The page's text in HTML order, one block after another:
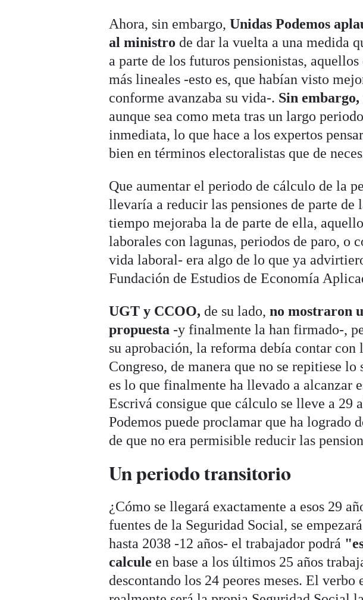
Ahora, sin embargo,Unidas Podemos
al ministro de dar la vuelta a una medida
a parte de los futuros pensionistas,
más lineales -esto es, que habían visto
conforme avanzaba su vida-. Sin
aunque sea como meta tras un largo
inmediata, lo que hace a los expertos
bien en términos electoralistas que de
Que aumentar el periodo de cálculo de la
llevaría a reducir las pensiones de parte
tiempo mejoraba la de parte de ella,
laborales con lagunas, periodos de paro, o
vida laboral- era algo de lo que ya
Fundación de Estudios de Economía
UGT y CCOO, de su lado,no mostraron
propuesta -y finalmente la han firmado-,
su aprobación, la reforma debía contar con
Congreso, de manera que no se repitiese
es lo que finalmente ha llevado a alcanzar
Escrivá consigue que cálculo se lleve a 29
Podemos puede proclamar que ha logrado
de que no era permisible reducir las
Un periodo transitorio
¿Cómo se llegará exactamente a esos 29
fuentes de la Seguridad Social, se
hasta 2038 -12 años- el trabajador podrá
calcule en base a los últimos 25 años
descontando los 24 peores meses. El